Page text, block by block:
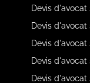
Devis
Devis
Devis
Devis
Devis